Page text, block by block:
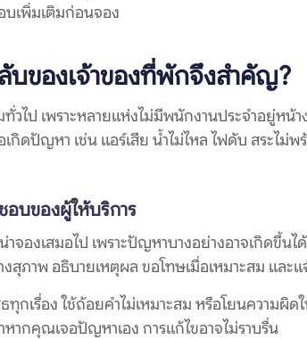
เพิ่มเติมก่อนจอง
บของเจ้าของที่พักจึงสำคัญ?
วไป เพราะหลายแห่งไม่มีพนักงานประจำอยู่หน้
ดปัญหา เช่น แอร์เสีย น้ำไม่ไหล ไฟดับ สระไม่พ
อบของผู้ให้บริการ
าจองเสมอไป เพราะปัญหาบางอย่างอาจเกิดขึ้น
งสุภาพ อธิบายเหตุผล ขอโทษเมื่อเหมาะสม แ
กเรื่อง ใช้ถ้อยคำไม่เหมาะสม หรือโยนความผิด
หากคุณเจอปัญหาเอง การแก้ไขอาจไม่ราบรื่น